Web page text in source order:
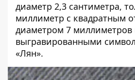
диаметр 2,3 сантиметра,
миллиметр с квадратным
диаметром 7 миллиметров
выгравированными
«Лян».